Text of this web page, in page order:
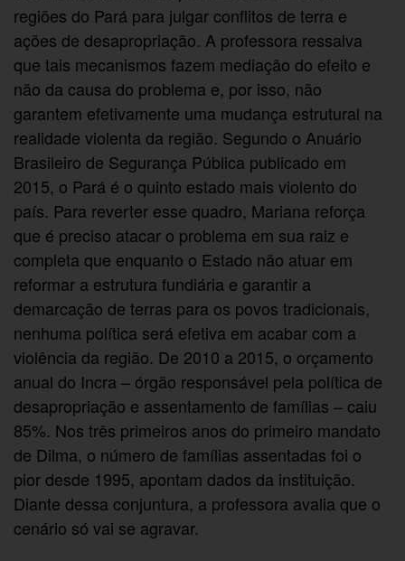
regiões do Pará para julgar conflitos de terra e
ações de desapropriação. A professora ressalva
que tais mecanismos fazem mediação do efeito e
não da causa do problema e, por isso, não
garantem efetivamente uma mudança estrutural na
realidade violenta da região. Segundo o Anuário
Brasileiro de Segurança Pública publicado em
2015, o Pará é o quinto estado mais violento do
país. Para reverter esse quadro, Mariana reforça
que é preciso atacar o problema em sua raiz e
completa que enquanto o Estado não atuar em
reformar a estrutura fundiária e garantir a
demarcação de terras para os povos tradicionais,
nenhuma política será efetiva em acabar com a
violência da região. De 2010 a 2015, o orçamento
anual do Incra – órgão responsável pela política de
desapropriação e assentamento de famílias – caiu
85%. Nos três primeiros anos do primeiro mandato
de Dilma, o número de famílias assentadas foi o
pior desde 1995, apontam dados da instituição.
Diante dessa conjuntura, a professora avalia que o
cenário só vai se agravar.